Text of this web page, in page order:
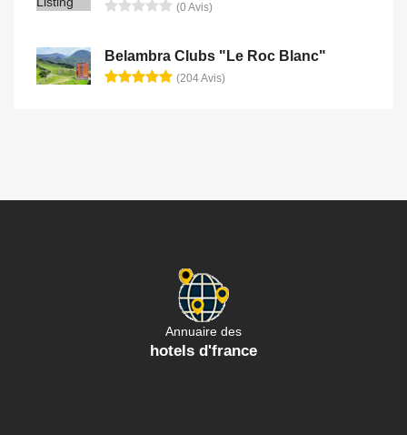
(0 Avis)
Belambra Clubs "Le Roc Blanc"
(204 Avis)
Annuaire des
hotels d'france